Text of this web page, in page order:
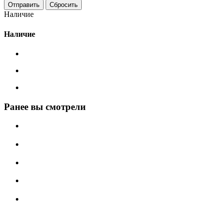
Сбросить
Наличие
Наличие
Ранее вы смотрели